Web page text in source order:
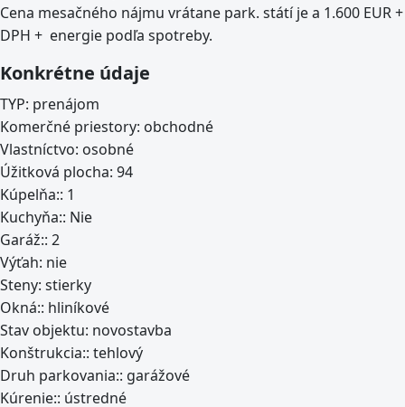
Cena mesačného nájmu vrátane park. státí je a 1.600 EUR +
DPH + energie podľa spotreby.
Konkrétne údaje
TYP: prenájom
Komerčné priestory: obchodné
Vlastníctvo: osobné
Úžitková plocha: 94
Kúpelňa:: 1
Kuchyňa:: Nie
Garáž:: 2
Výťah: nie
Steny: stierky
Okná:: hliníkové
Stav objektu: novostavba
Konštrukcia:: tehlový
Druh parkovania:: garážové
Kúrenie:: ústredné